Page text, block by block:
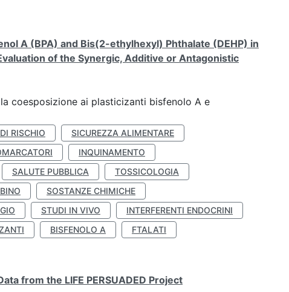
A (BPA) and Bis(2-ethylhexyl) Phthalate (DEHP) in
of the Synergic, Additive or Antagonistic
coesposizione ai plasticizanti bisfenolo A e
RISCHIO
SICUREZZA ALIMENTARE
INQUINAMENTO
SALUTE PUBBLICA
TOSSICOLOGIA
SOSTANZE CHIMICHE
STUDI IN VIVO
INTERFERENTI ENDOCRINI
BISFENOLO A
FTALATI
from the LIFE PERSUADED Project